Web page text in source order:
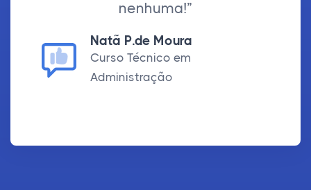
nenhuma!”
Natã P.de Moura
Curso Técnico em
Administração